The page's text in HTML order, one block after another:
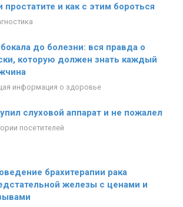
простатите и как с этим бороться
до болезни: вся правда о
которую должен знать каждый
информация о здоровье
слуховой аппарат и не пожалел
посетителей
брахитерапии рака
железы с ценами и